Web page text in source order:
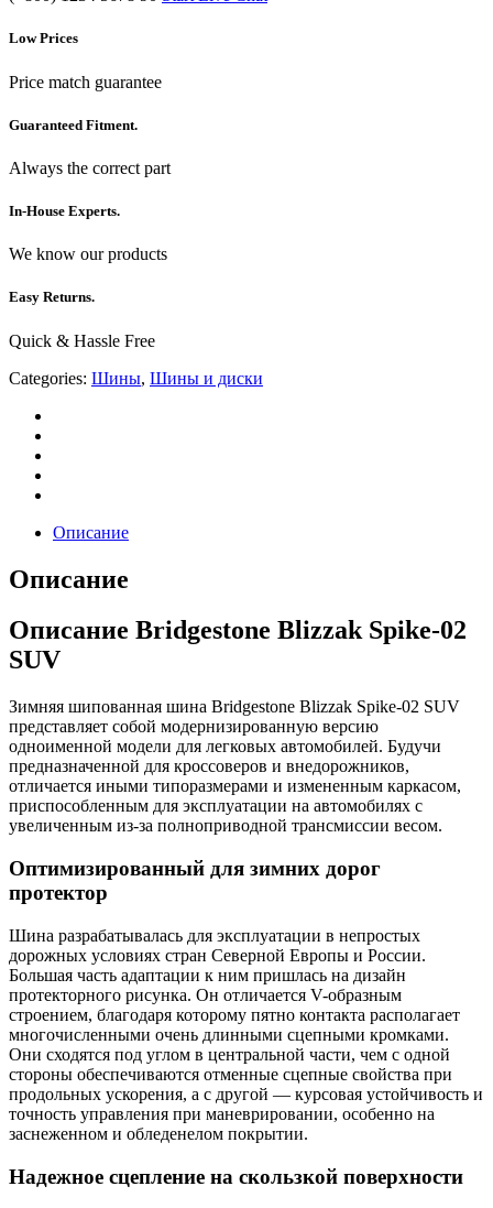
Low Prices
Price match guarantee
Guaranteed Fitment.
Always the correct part
In-House Experts.
We know our products
Easy Returns.
Quick & Hassle Free
Categories: Шины, Шины и диски
Описание
Описание
Описание Bridgestone Blizzak Spike-02
SUV
Зимняя шипованная шина Bridgestone Blizzak Spike-02 SUV
представляет собой модернизированную версию
одноименной модели для легковых автомобилей. Будучи
предназначенной для кроссоверов и внедорожников,
отличается иными типоразмерами и измененным каркасом,
приспособленным для эксплуатации на автомобилях с
увеличенным из-за полноприводной трансмиссии весом.
Оптимизированный для зимних дорог
протектор
Шина разрабатывалась для эксплуатации в непростых
дорожных условиях стран Северной Европы и России.
Большая часть адаптации к ним пришлась на дизайн
протекторного рисунка. Он отличается V-образным
строением, благодаря которому пятно контакта располагает
многочисленными очень длинными сцепными кромками.
Они сходятся под углом в центральной части, чем с одной
стороны обеспечиваются отменные сцепные свойства при
продольных ускорения, а с другой — курсовая устойчивость и
точность управления при маневрировании, особенно на
заснеженном и обледенелом покрытии.
Надежное сцепление на скользкой поверхности